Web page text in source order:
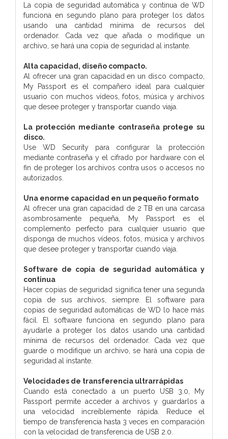
La copia de seguridad automática y continua de WD
funciona en segundo plano para proteger los datos
usando una cantidad mínima de recursos del
ordenador. Cada vez que añada o modifique un
archivo, se hará una copia de seguridad al instante.
Alta capacidad, diseño compacto.
Al ofrecer una gran capacidad en un disco compacto,
My Passport es el compañero ideal para cualquier
usuario con muchos vídeos, fotos, música y archivos
que desee proteger y transportar cuando viaja.
La protección mediante contraseña protege su
disco.
Use WD Security para configurar la protección
mediante contraseña y el cifrado por hardware con el
fin de proteger los archivos contra usos o accesos no
autorizados.
Una enorme capacidad en un pequeño formato
Al ofrecer una gran capacidad de 2 TB en una carcasa
asombrosamente pequeña, My Passport es el
complemento perfecto para cualquier usuario que
disponga de muchos vídeos, fotos, música y archivos
que desee proteger y transportar cuando viaja.
Software de copia de seguridad automática y
continua
Hacer copias de seguridad significa tener una segunda
copia de sus archivos, siempre. El software para
copias de seguridad automáticas de WD lo hace más
fácil. El software funciona en segundo plano para
ayudarle a proteger los datos usando una cantidad
mínima de recursos del ordenador. Cada vez que
guarde o modifique un archivo, se hará una copia de
seguridad al instante.
Velocidades de transferencia ultrarrápidas
Cuando está conectado a un puerto USB 3.0, My
Passport permite acceder a archivos y guardarlos a
una velocidad increíblemente rápida. Reduce el
tiempo de transferencia hasta 3 veces en comparación
con la velocidad de transferencia de USB 2.0.